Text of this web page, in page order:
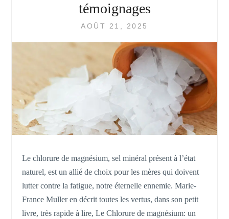
témoignages
AOÛT 21, 2025
Le chlorure de magnésium, sel minéral présent à l’état
naturel, est un allié de choix pour les mères qui doivent
lutter contre la fatigue, notre éternelle ennemie. Marie-
France Muller en décrit toutes les vertus, dans son petit
livre, très rapide à lire, Le Chlorure de magnésium: un